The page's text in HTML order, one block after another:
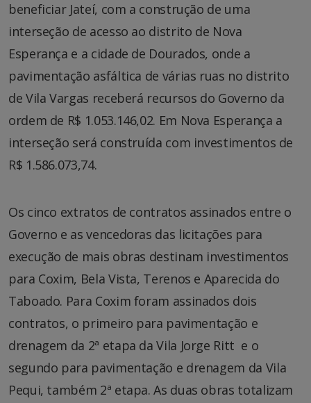
beneficiar Jateí, com a construção de uma
interseção de acesso ao distrito de Nova
Esperança e a cidade de Dourados, onde a
pavimentação asfáltica de várias ruas no distrito
de Vila Vargas receberá recursos do Governo da
ordem de R$ 1.053.146,02. Em Nova Esperança a
interseção será construída com investimentos de
R$ 1.586.073,74.
Os cinco extratos de contratos assinados entre o
Governo e as vencedoras das licitações para
execução de mais obras destinam investimentos
para Coxim, Bela Vista, Terenos e Aparecida do
Taboado. Para Coxim foram assinados dois
contratos, o primeiro para pavimentação e
drenagem da 2ª etapa da Vila Jorge Ritt e o
segundo para pavimentação e drenagem da Vila
Pequi, também 2ª etapa. As duas obras totalizam